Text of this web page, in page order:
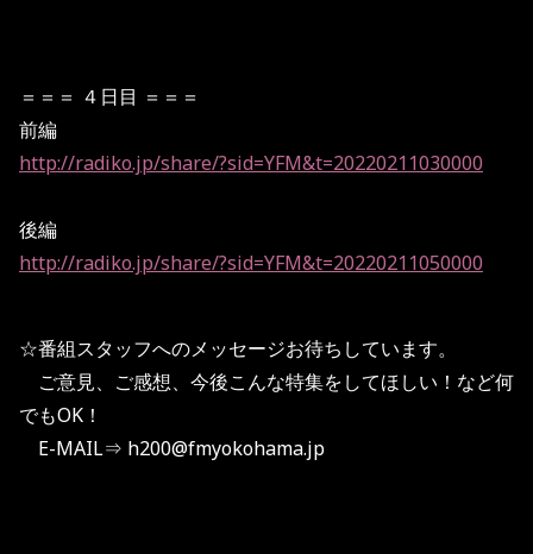
＝＝＝ ４日目 ＝＝＝
前編
http://radiko.jp/share/?sid=YFM&t=20220211030000
後編
http://radiko.jp/share/?sid=YFM&t=20220211050000
☆番組スタッフへのメッセージお待ちしています。
ご意見、ご感想、今後こんな特集をしてほしい！など何
でもOK！
E-MAIL⇒ h200@fmyokohama.jp